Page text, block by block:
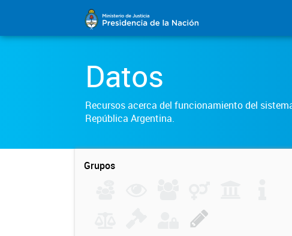
Datos
Recursos acerca del funcionamiento del
República Argentina.
Grupos